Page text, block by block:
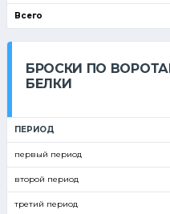
Всего
БРОСКИ ПО
БЕЛКИ
ПЕРИОД
первый период
второй период
третий период